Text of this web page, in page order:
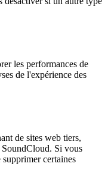
les performances de
de l'expérience des
de sites web tiers,
Si vous
certaines